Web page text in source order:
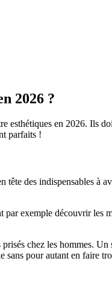
2026 ?
esthétiques en 2026. Ils
parfaits !
tête des indispensables à
exemple découvrir les
chez les hommes.
pour autant en faire